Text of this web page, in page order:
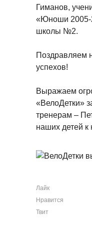
Гиманов,
«Юноши 2005-
школы №2.
Поздравляем
успехов!
Выражаем
«ВелоДетки»
тренерам –
наших детей
Лайк
Нравится
Твит